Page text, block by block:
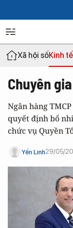
Xã hội sốKinh
Chuyên
Ngân hàng
quyết định bổ
chức vụ Quyền
Yến Linh29/05/